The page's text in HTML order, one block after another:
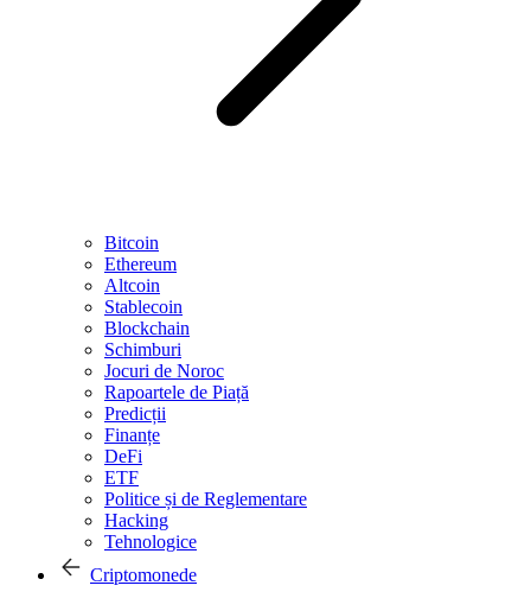
Bitcoin
Ethereum
Altcoin
Stablecoin
Blockchain
Schimburi
Jocuri de Noroc
Rapoartele de Piață
Predicții
Finanțe
DeFi
ETF
Politice și de Reglementare
Hacking
Tehnologice
Criptomonede